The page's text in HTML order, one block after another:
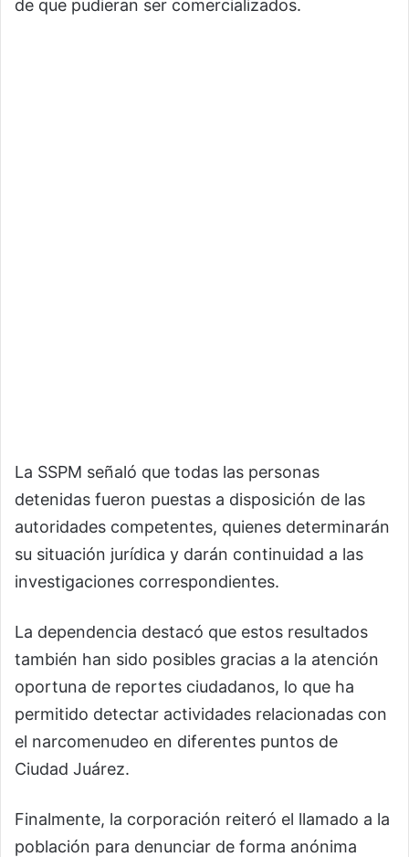
de que pudieran ser comercializados.
La SSPM señaló que todas las personas
detenidas fueron puestas a disposición de las
autoridades competentes, quienes determinarán
su situación jurídica y darán continuidad a las
investigaciones correspondientes.
La dependencia destacó que estos resultados
también han sido posibles gracias a la atención
oportuna de reportes ciudadanos, lo que ha
permitido detectar actividades relacionadas con
el narcomenudeo en diferentes puntos de
Ciudad Juárez.
Finalmente, la corporación reiteró el llamado a la
población para denunciar de forma anónima